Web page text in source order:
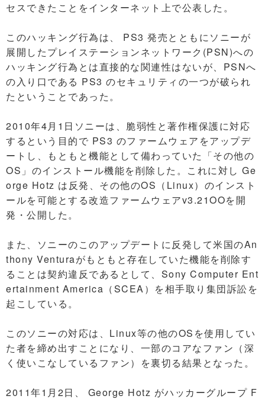
セスできたことをインターネット上で公表した。
このハッキング行為は、 PS3 発売とともにソニーが
展開したプレイステーションネットワーク(PSN)への
ハッキング行為とは直接的な関連性はないが、PSNへ
の入り口である PS3 のセキュリティの一つが破られ
たということであった。
2010年4月1日ソニーは、脆弱性と著作権保護に対応
するという目的で PS3 のファームウェアをアップデ
ートし、もともと機能として備わっていた「その他の
OS」のインストール機能を削除した。これに対し Ge
orge Hotz は反発、その他のOS（Linux）のインスト
ールを可能とする改造ファームウェアv3.21OOを開
発・公開した。
また、ソニーのこのアップデートに反発して米国のAn
thony Venturaがもともと存在していた機能を削除す
ることは契約違反であるとして、Sony Computer Ent
ertainment America（SCEA）を相手取り集団訴訟を
起こしている。
このソニーの対応は、Linux等の他のOSを使用してい
た者を締め出すことになり、一部のコアなファン（深
く使いこなしているファン）を裏切る結果となった。
2011年1月2日、 George Hotz がハッカーグループ F